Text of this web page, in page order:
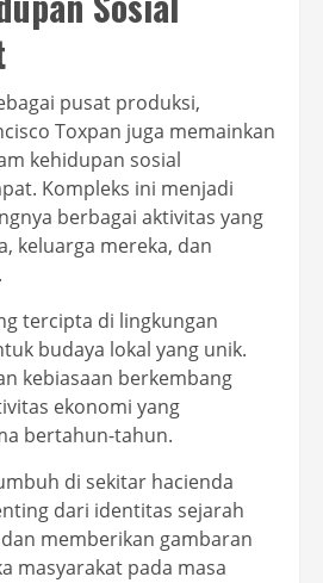
pusat produksi,
Toxpan juga memainkan
kehidupan sosial
Kompleks ini menjadi
berbagai aktivitas yang
keluarga mereka, dan
tercipta di lingkungan
budaya lokal yang unik.
kebiasaan berkembang
ekonomi yang
bertahun-tahun.
di sekitar hacienda
dari identitas sejarah
memberikan gambaran
masyarakat pada masa